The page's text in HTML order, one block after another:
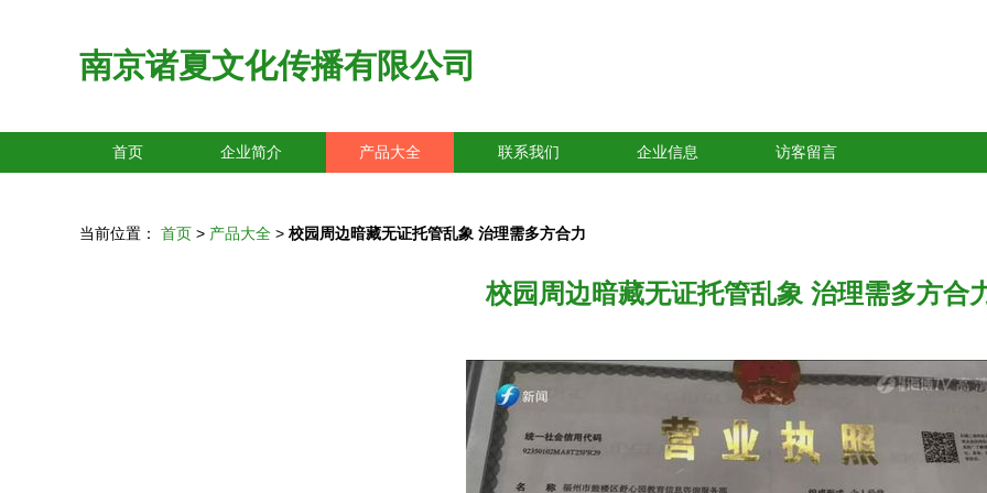
南京诸夏文化传播有限公司
首页 企业简介 产品大全 联系我们 企业信息 访客留言
当前位置： 首页 > 产品大全 > 校园周边暗藏无证托管乱象 治理需多方合力
校园周边暗藏无证托管乱象 治理需多方合